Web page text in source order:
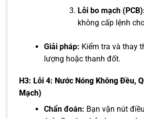
Lỗi bo mạch
không cấp lệnh
Giải pháp: Kiểm tra và thay
lượng hoặc thanh đốt.
H3: Lỗi 4: Nước Nóng Không Đều,
Mạch)
Chẩn đoán: Bạn vặn nút